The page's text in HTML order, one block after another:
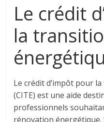
Le crédit
la
Le crédit d’impôt pour
(CITE) est une aide
professionnels
rénovation énergétique.